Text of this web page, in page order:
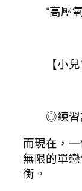
“高壓氧
【小兒“
◎練習
而現在，
無限的單
衡。